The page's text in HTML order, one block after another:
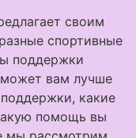
своим
спортивные
поддержки
вам лучше
какие
помощь вы